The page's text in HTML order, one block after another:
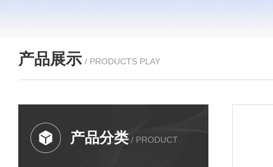
产品展示 / PRODUCTS PLAY
产品分类 / PRODUCT